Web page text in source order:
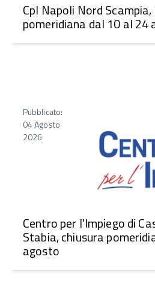
CpI Napoli Nord
pomeridiana dal 10 al 24
Pubblicato:
04 Agosto
2026
Centro per l'Impiego di
Stabia, chiusura
agosto